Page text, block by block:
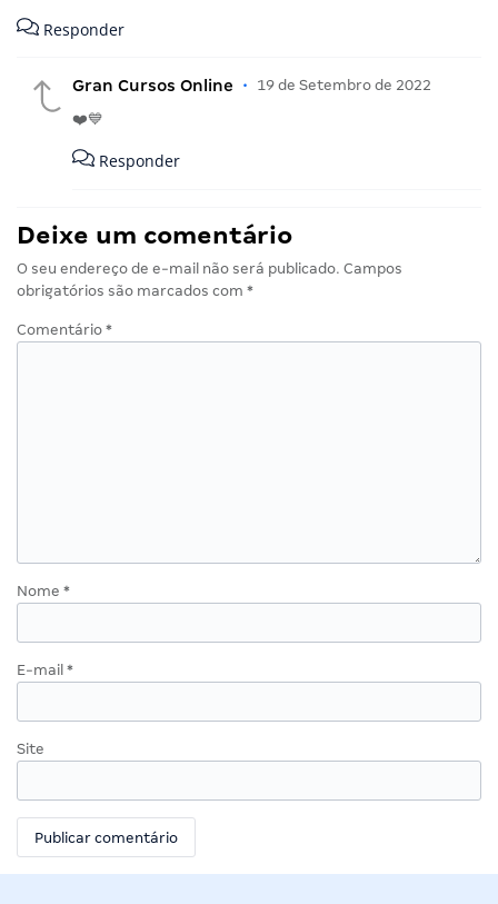
Responder
Gran Cursos Online • 19 de Setembro de 2022
❤️💙
Responder
Deixe um comentário
O seu endereço de e-mail não será publicado. Campos
obrigatórios são marcados com *
Comentário *
Nome *
E-mail *
Site